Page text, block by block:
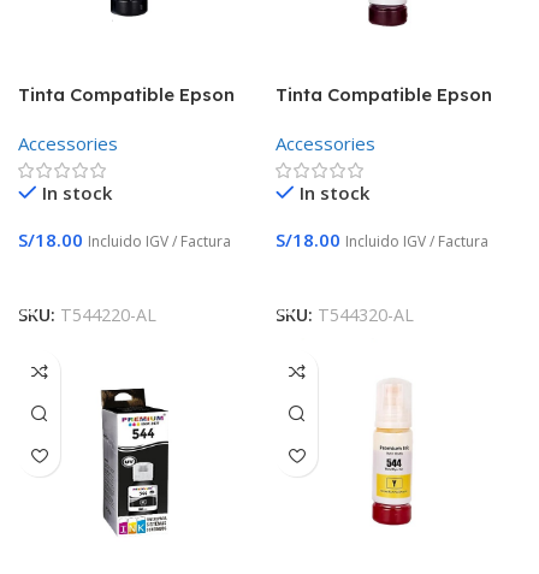
Tinta Compatible Epson
L5190 L3150 T544220-AL
Accessories
In stock
S/18.00 Incluido IGV / Factura
SKU: T544220-AL
Tinta Compatible Epson
L5190 L3150 T544320-AL
Accessories
In stock
S/18.00 Incluido IGV / Factura
SKU: T544320-AL